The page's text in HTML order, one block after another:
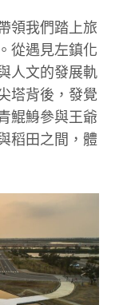
領我們踏上旅
從遇見左鎮化
人文的發展軌
塔背後，發覺
鯤鯓參與王爺
稻田之間，體